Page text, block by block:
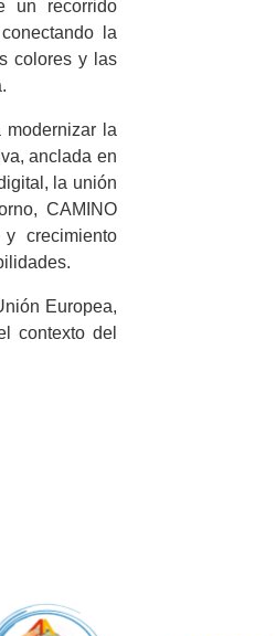
un recorrido
la
colores y las
la
anclada en
la unión
CAMINO
crecimiento
Europea,
contexto del